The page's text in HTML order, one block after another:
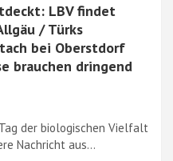
LBV findet
/ Türks
bei Oberstdorf
brauchen dringend
der biologischen Vielfalt
Nachricht aus…